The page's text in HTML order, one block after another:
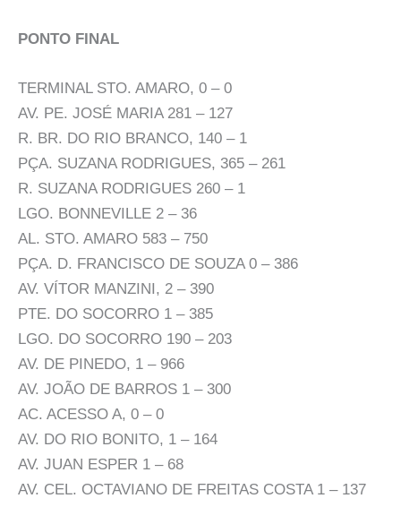
PONTO FINAL
TERMINAL STO. AMARO, 0 – 0
AV. PE. JOSÉ MARIA 281 – 127
R. BR. DO RIO BRANCO, 140 – 1
PÇA. SUZANA RODRIGUES, 365 – 261
R. SUZANA RODRIGUES 260 – 1
LGO. BONNEVILLE 2 – 36
AL. STO. AMARO 583 – 750
PÇA. D. FRANCISCO DE SOUZA 0 – 386
AV. VÍTOR MANZINI, 2 – 390
PTE. DO SOCORRO 1 – 385
LGO. DO SOCORRO 190 – 203
AV. DE PINEDO, 1 – 966
AV. JOÃO DE BARROS 1 – 300
AC. ACESSO A, 0 – 0
AV. DO RIO BONITO, 1 – 164
AV. JUAN ESPER 1 – 68
AV. CEL. OCTAVIANO DE FREITAS COSTA 1 – 137